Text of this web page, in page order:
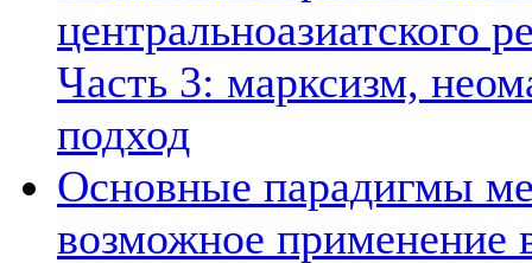
центральноазиатского
Часть 3: марксизм,
подход
Основные парадигмы
возможное применение